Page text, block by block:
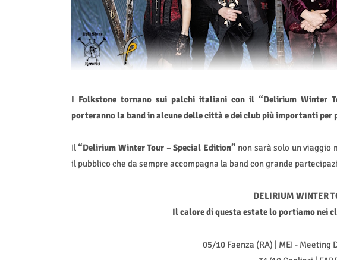
I Folkstone tornano sui palchi italiani con il “Delirium Winter
porteranno la band in alcune delle città e dei club più importanti
Il“Delirium Winter Tour – Special Edition” non sarà solo un viaggio
il pubblico che da sempre accompagna la band con grande
DELIRIUM WINTER
Il calore di questa estate lo portiamo nei
05/10 Faenza (RA) | MEI - Meeting